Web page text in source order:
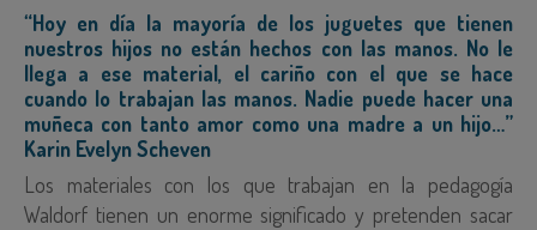
“Hoy en día la mayoría de los juguetes que tienen
nuestros hijos no están hechos con las manos. No le
llega a ese material, el cariño con el que se hace
cuando lo trabajan las manos. Nadie puede hacer una
muñeca con tanto amor como una madre a un hijo…”
Karin Evelyn Scheven
Los materiales con los que trabajan en la pedagogía
Waldorf tienen un enorme significado y pretenden sacar